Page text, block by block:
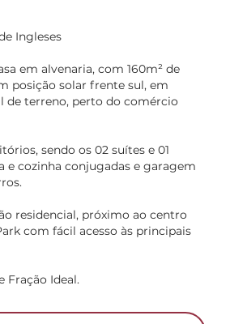
Ingleses
em alvenaria, com 160m² de
posição solar frente sul, em
de terreno, perto do comércio
sendo os 02 suítes e 01
e cozinha conjugadas e garagem
residencial, próximo ao centro
com fácil acesso às principais
Fração Ideal.